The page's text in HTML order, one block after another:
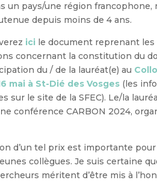
un pays/une région francophone,
depuis moins de 4 ans.
ici le document reprenant les
concernant la constitution du
du / de la lauréat(e) au
mai à St-Dié des Vosges (les
sur le site de la SFEC). Le/la
conférence CARBON 2024,
d’un tel prix est importante
collègues. Je suis certaine
méritent d’être mis à